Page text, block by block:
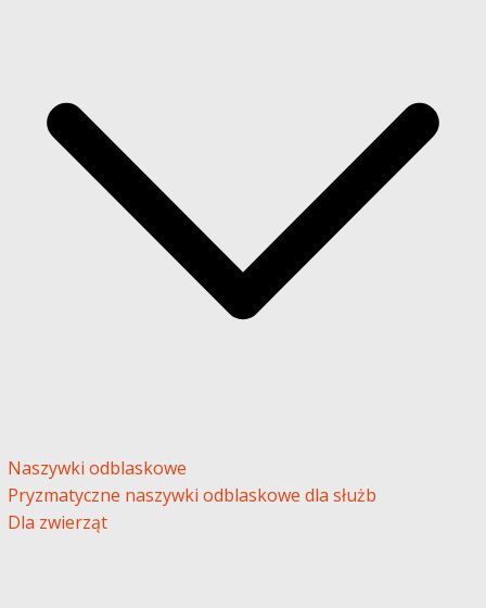
Naszywki odblaskowe
Pryzmatyczne naszywki odblaskowe dla służb
Dla zwierząt